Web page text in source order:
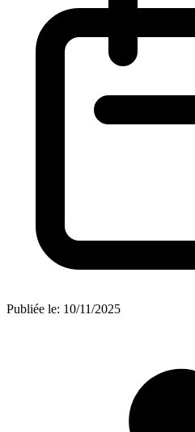
Publiée le: 10/11/2025